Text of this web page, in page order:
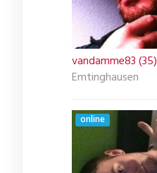
vandamme83 (35)
Emtinghausen
online